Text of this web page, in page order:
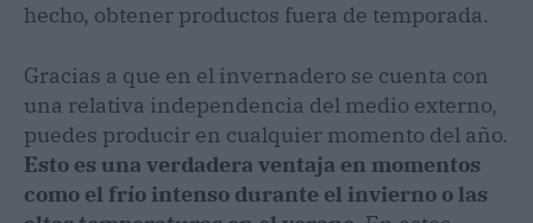
hecho, obtener productos fuera de temporada.
Gracias a que en el invernadero se cuenta con
una relativa independencia del medio externo,
puedes producir en cualquier momento del año.
Esto es una verdadera ventaja en momentos
como el frío intenso durante el invierno o las